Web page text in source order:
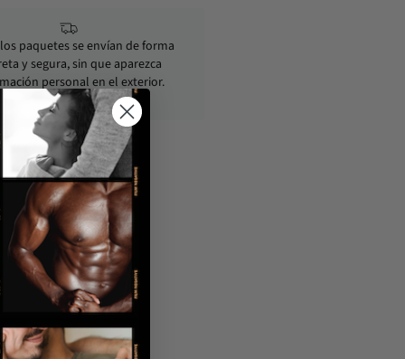
paquetes se envían de forma
y segura, sin que aparezca
personal en el exterior.